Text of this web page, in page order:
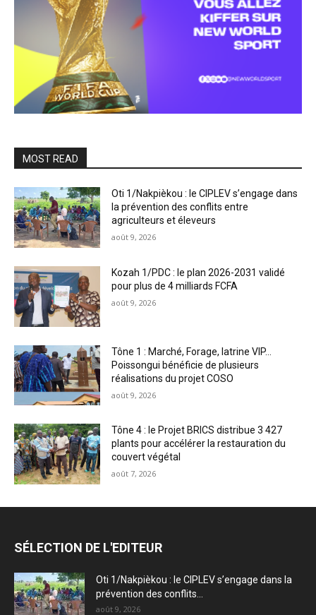
MOST READ
Oti 1/Nakpièkou : le CIPLEV s’engage dans
la prévention des conflits entre
agriculteurs et éleveurs
août 9, 2026
Kozah 1/PDC : le plan 2026-2031 validé
pour plus de 4 milliards FCFA
août 9, 2026
Tône 1 : Marché, Forage, latrine VIP…
Poissongui bénéficie de plusieurs
réalisations du projet COSO
août 9, 2026
Tône 4 : le Projet BRICS distribue 3 427
plants pour accélérer la restauration du
couvert végétal
août 7, 2026
SÉLECTION DE L'EDITEUR
Oti 1/Nakpièkou : le CIPLEV s’engage dans la
prévention des conflits...
août 9, 2026